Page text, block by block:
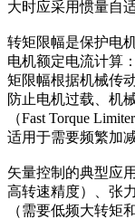
大时应采用惯量自
转矩限幅是保护电
电机额定电流计算
矩限幅根据机械传
防止电机过载、机
（Fast Torque
适用于需要频繁加
矢量控制的典型应
高转速精度）、张
（需要低频大转矩